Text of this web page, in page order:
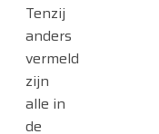
Tenzij
anders
vermeld
zijn
alle in
de